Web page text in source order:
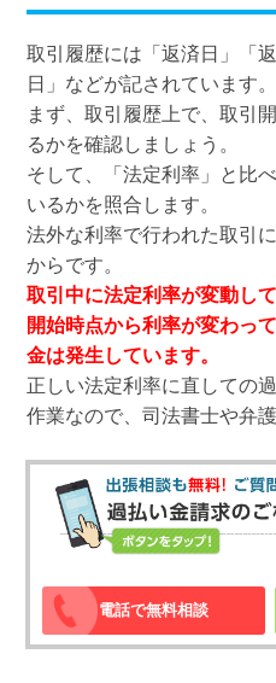
取引履歴には「返済日」「
日」などが記されています。
まず、取引履歴上で、取引
るかを確認しましょう。
そして、「法定利率」と比
いるかを照合します。
法外な利率で行われた取引
からです。
取引中に法定利率が変動し
開始時点から利率が変わっ
金は発生しています。
正しい法定利率に直しての
作業なので、司法書士や弁
電話で無料相談